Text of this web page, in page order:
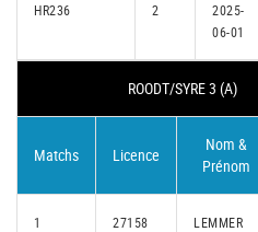
HR236 2
2025-
06-01
ROODT/SYRE 3 (A)
Matchs Licence
Nom &
Prénom
1 27158
LEMMER